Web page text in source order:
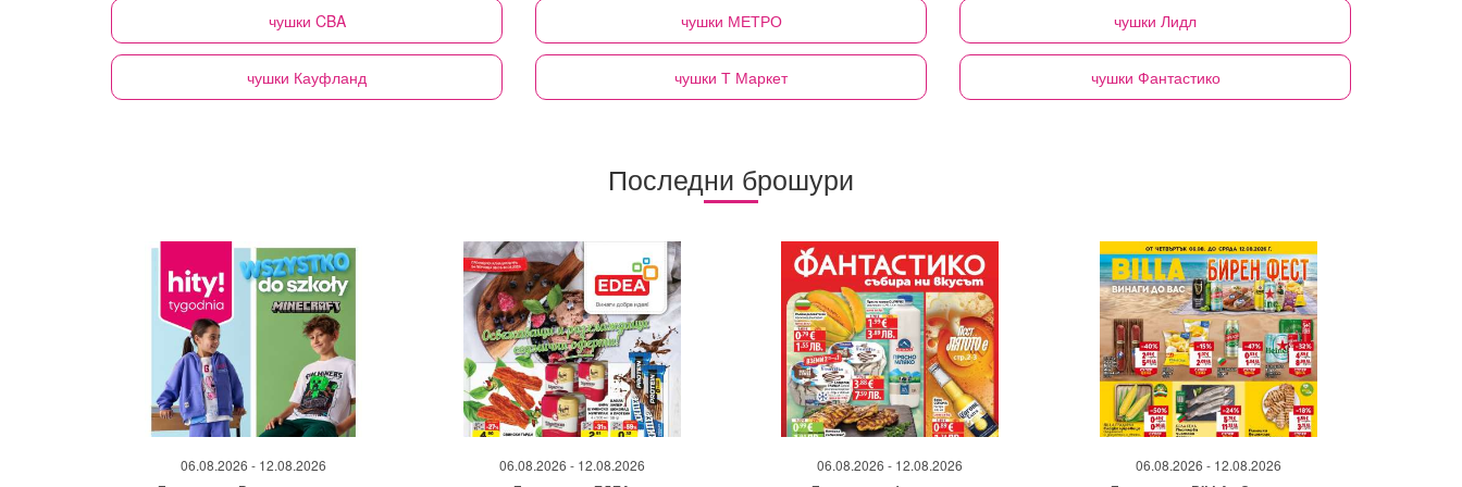
чушки CBA чушки МЕТРО чушки Лидл
чушки Кауфланд чушки Т Маркет чушки Фантастико
Последни брошури
06.08.2026 - 12.08.2026 06.08.2026 - 12.08.2026 06.08.2026 - 12.08.2026 06.08.2026 - 12.08.2026